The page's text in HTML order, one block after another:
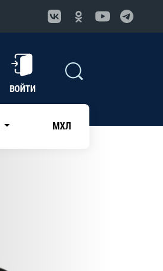
ВОЙТИ
МХЛ